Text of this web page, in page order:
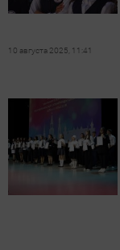
10 августа 2025, 11:41